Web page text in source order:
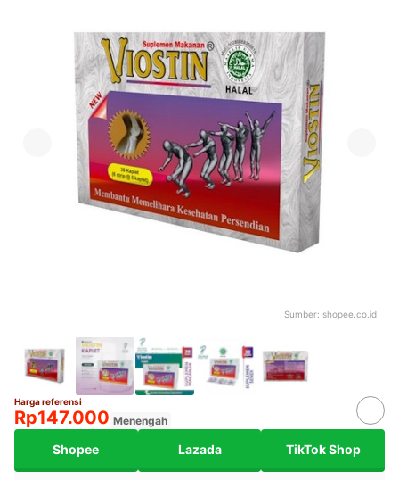
Sumber: shopee.co.id
Harga referensi
Rp147.000 Menengah
Shopee Lazada TikTok Shop